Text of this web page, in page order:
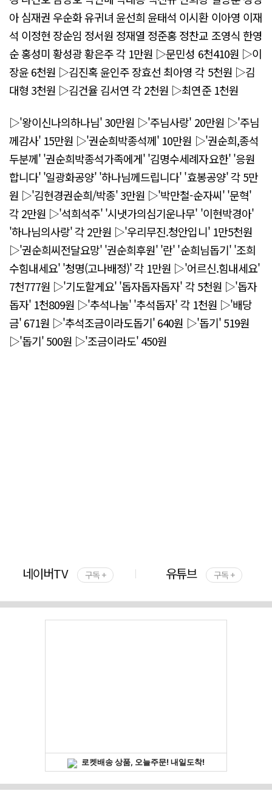
아 심재권 우순화 유귀녀 윤선희 윤태석 이시환 이아영 이재
석 이정현 장순임 정서원 정재열 정준홍 정찬교 조영식 한영
순 홍성미 황성광 황은주 각 1만원 ▷문민성 6천410원 ▷이
장윤 6천원 ▷김진혹 윤인주 장효선 최아영 각 5천원 ▷김
대형 3천원 ▷김건율 김서연 각 2천원 ▷최연준 1천원
▷'왕이신나의하나님' 30만원 ▷'주님사랑' 20만원 ▷'주님
께감사' 15만원 ▷'권순희박종석께' 10만원 ▷'권순희,종석
두분께' '권순희박종석가족에게' '김명수세례자요한' '응원
합니다' '일광화공양' '하나님께드립니다' '효봉공양' 각 5만
원 ▷'김현경권순희/박종' 3만원 ▷'박만철-순자씨' '문혁'
각 2만원 ▷'석희석주' '시냇가의심기운나무' '이현박경아'
'하나님의사랑' 각 2만원 ▷'우리무진.청안입니' 1만5천원
▷'권순희씨전달요망' '권순희후원' '란' '순희님돕기' '조희
수힘내세요' '청명(고나배정)' 각 1만원 ▷'어르신.힘내세요'
7천777원 ▷'기도할게요' '돕자돕자돕자' 각 5천원 ▷'돕자
돕자' 1천809원 ▷'추석나눔' '추석돕자' 각 1천원 ▷'배당
금' 671원 ▷'추석조금이라도돕기' 640원 ▷'돕기' 519원
▷'돕기' 500원 ▷'조금이라도' 450원
네이버TV 구독 + 유튜브 구독 +